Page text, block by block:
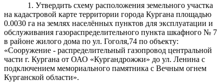
1. Утвердить схему расположения земельного участка
на кадастровой карте территории города Кургана площадью
0.0030 га на землях населённых пунктов для эксплуатации и
обслуживания газораспределительного пункта шкафного № 7
в районе жилого дома по ул. Гоголя,74 по объекту:
«Сооружение - распределительный газопровод центральной
части г. Кургана от ОАО «Кургандрожжи» до ул. Ленина с
подключением мемориального памятника с Вечным огнем
Курганской области».